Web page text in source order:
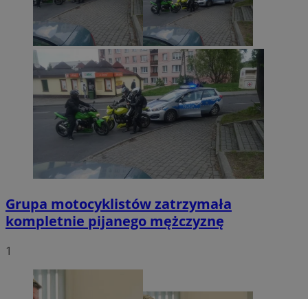
Grupa motocyklistów zatrzymała
kompletnie pijanego mężczyznę
1